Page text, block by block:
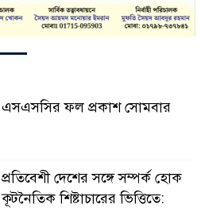
এসএসসির ফল প্রকাশ সোমবার
প্রতিবেশী দেশের সঙ্গে সম্পর্ক হোক
কূটনৈতিক শিষ্টাচারের ভিত্তিতে: